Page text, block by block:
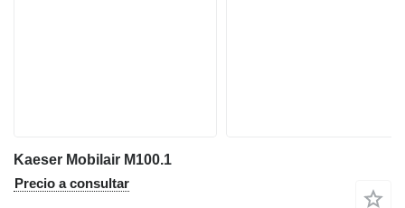
Kaeser Mobilair M100.1
Precio a consultar